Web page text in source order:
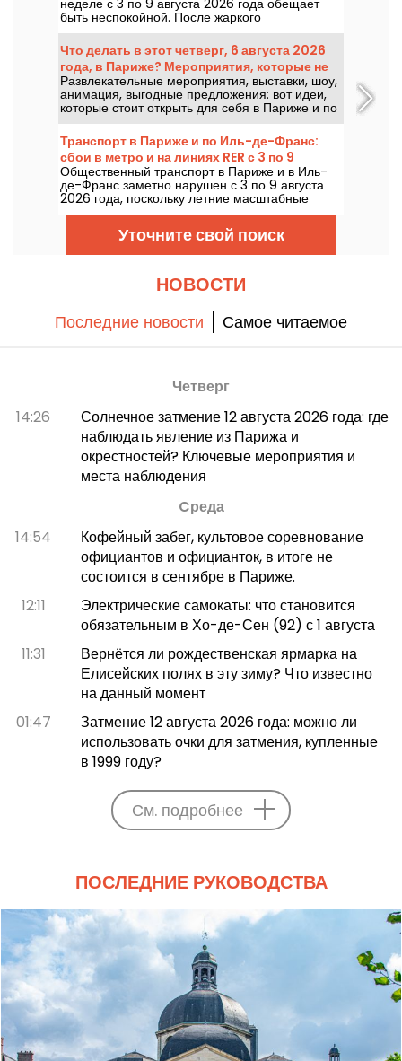
быть неспокойной. После жаркого
понедельника с риском гроз температура
будет постепенно снижаться, а к выходным
вернется более жаркая и солнечная погода.
Что делать в этот четверг, 6 августа 2026
года, в Париже? Мероприятия, которые не
стоит пропускать
Развлекательные мероприятия, выставки, шоу,
анимация, выгодные предложения: вот идеи,
которые стоит открыть для себя в Париже и по
всей Иль-де-Франс в четверг 6 августа 2026
года.
Транспорт в Париже и по Иль-де-Франс:
сбои в метро и на линиях RER с 3 по 9
августа 2026 года
Общественный транспорт в Париже и в Иль-
де-Франс заметно нарушен с 3 по 9 августа
2026 года, поскольку летние масштабные
работы сильно влияют на отдельные линии,
Уточните свой поиск
НОВОСТИ
Последние новости Самое читаемое
Четверг
14:26
Солнечное затмение 12 августа 2026 года: где
наблюдать явление из Парижа и
окрестностей? Ключевые мероприятия и
места наблюдения
Cреда
14:54
Кофейный забег, культовое соревнование
официантов и официанток, в итоге не
состоится в сентябре в Париже.
12:11
Электрические самокаты: что становится
обязательным в Хо-де-Сен (92) с 1 августа
11:31
Вернётся ли рождественская ярмарка на
Елисейских полях в эту зиму? Что известно
на данный момент
01:47
Затмение 12 августа 2026 года: можно ли
использовать очки для затмения, купленные
в 1999 году?
См. подробнее
ПОСЛЕДНИЕ РУКОВОДСТВА